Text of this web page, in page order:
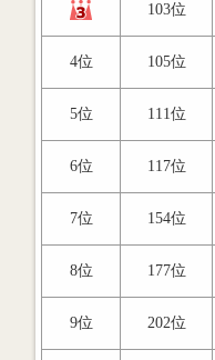
103位
4位 105位
5位 111位
6位 117位
7位 154位
8位 177位
9位 202位